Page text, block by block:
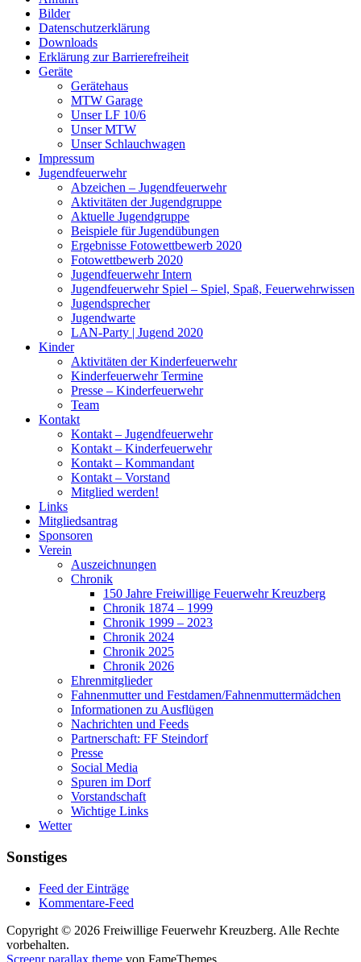
Bilder
Datenschutzerklärung
Downloads
Erklärung zur Barriere­frei­heit
Geräte
Gerätehaus
MTW Garage
Unser LF 10/6
Unser MTW
Unser Schlauchwagen
Impressum
Jugendfeuerwehr
Abzeichen – Jugendfeuerwehr
Aktivitäten der Jugendgruppe
Aktuelle Jugendgruppe
Beispiele für Jugendübungen
Ergebnisse Fotowettbewerb 2020
Fotowettbewerb 2020
Jugendfeuerwehr Intern
Jugendfeuerwehr Spiel – Spiel, Spaß, Feuerwehrwissen
Jugendsprecher
Jugendwarte
LAN-Party | Jugend 2020
Kinder
Aktivitäten der Kinderfeuerwehr
Kinderfeuerwehr Termine
Presse – Kinderfeuerwehr
Team
Kontakt
Kontakt – Jugendfeuerwehr
Kontakt – Kinderfeuerwehr
Kontakt – Kommandant
Kontakt – Vorstand
Mitglied werden!
Links
Mitgliedsantrag
Sponsoren
Verein
Auszeichnungen
Chronik
150 Jahre Freiwillige Feuerwehr Kreuzberg
Chronik 1874 – 1999
Chronik 1999 – 2023
Chronik 2024
Chronik 2025
Chronik 2026
Ehrenmitglieder
Fahnenmutter und Festdamen/Fahnenmuttermädchen
Informationen zu Ausflügen
Nachrichten und Feeds
Partnerschaft: FF Steindorf
Presse
Social Media
Spuren im Dorf
Vorstandschaft
Wichtige Links
Wetter
Sonstiges
Feed der Einträge
Kommentare-Feed
Copyright © 2026 Freiwillige Feuerwehr Kreuzberg. Alle Rechte
vorbehalten.
Screenr parallax theme von FameThemes